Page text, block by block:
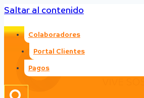
Saltar al contenido
Colaboradores
Portal Clientes
Pagos